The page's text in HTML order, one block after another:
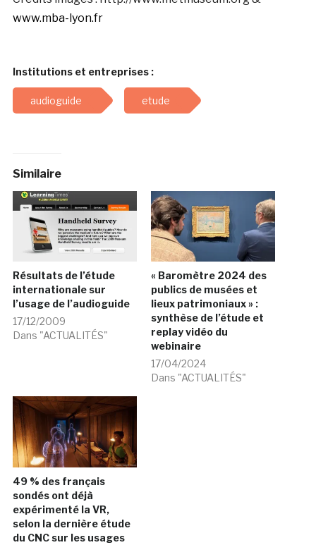
www.mba-lyon.fr
Institutions et entreprises :
audioguide etude
Similaire
Résultats de l’étude
internationale sur
l’usage de l’audioguide
17/12/2009
Dans "ACTUALITÉS"
« Baromètre 2024 des
publics de musées et
lieux patrimoniaux » :
synthèse de l’étude et
replay vidéo du
webinaire
17/04/2024
Dans "ACTUALITÉS"
49 % des français
sondés ont déjà
expérimenté la VR,
selon la dernière étude
du CNC sur les usages